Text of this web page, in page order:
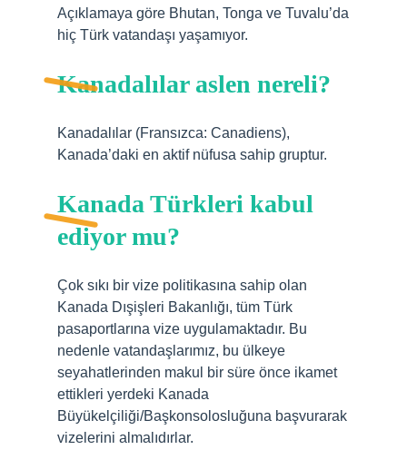
Açıklamaya göre Bhutan, Tonga ve Tuvalu’da
hiç Türk vatandaşı yaşamıyor.
Kanadalılar aslen nereli?
Kanadalılar (Fransızca: Canadiens),
Kanada’daki en aktif nüfusa sahip gruptur.
Kanada Türkleri kabul
ediyor mu?
Çok sıkı bir vize politikasına sahip olan
Kanada Dışişleri Bakanlığı, tüm Türk
pasaportlarına vize uygulamaktadır. Bu
nedenle vatandaşlarımız, bu ülkeye
seyahatlerinden makul bir süre önce ikamet
ettikleri yerdeki Kanada
Büyükelçiliği/Başkonsolosluğuna başvurarak
vizelerini almalıdırlar.